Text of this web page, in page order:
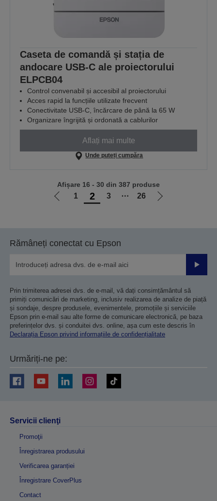
Caseta de comandă și stația de
andocare USB-C ale proiectorului
ELPCB04
Control convenabil și accesibil al proiectorului
Acces rapid la funcțiile utilizate frecvent
Conectivitate USB-C, încărcare de până la 65 W
Organizare îngrijită și ordonată a cablurilor
Aflați mai multe
Unde puteți cumpăra
Mergi
1 2 3 ⋯ 26
Mergi
Afișare 16 - 30 din 387 produse
Rămâneți conectat cu Epson
Prin trimiterea adresei dvs. de e-mail, vă dați consimțământul să
primiți comunicări de marketing, inclusiv realizarea de analize de piață
și sondaje, despre produsele, evenimentele, promoțiile și serviciile
Epson prin e-mail sau alte forme de comunicare electronică, pe baza
preferințelor dvs. și conduitei dvs. online, așa cum este descris în
Declarația Epson privind informațiile de confidențialitate
Urmăriți-ne pe:
Servicii clienţi
Promoţii
Înregistrarea produsului
Verificarea garanției
Înregistrare CoverPlus
Contact